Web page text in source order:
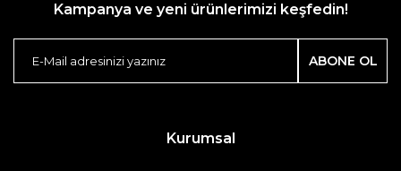
Kampanya ve yeni ürünlerimizi keşfedin!
ABONE OL
Kurumsal